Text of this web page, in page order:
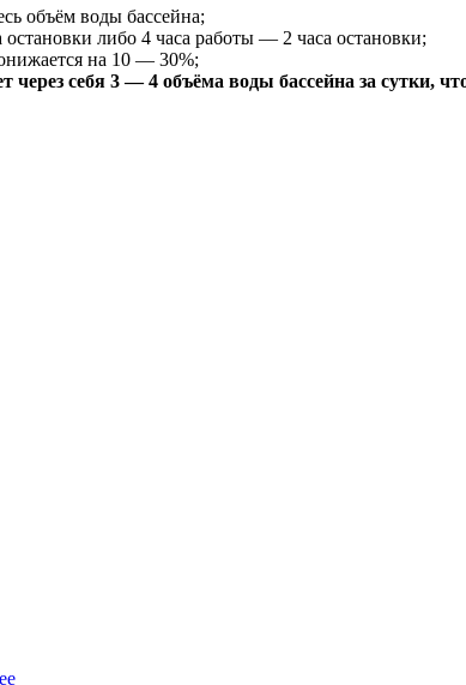
объём воды бассейна;
либо 4 часа работы — 2 часа остановки;
на 10 — 30%;
через себя 3 — 4 объёма воды бассейна за сутки,